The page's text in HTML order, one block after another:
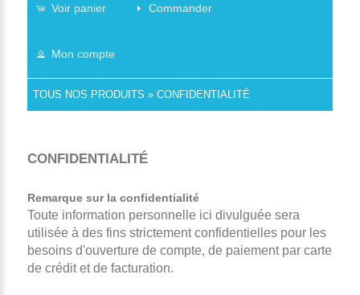
Voir panier Commander
Mon compte
TOUS NOS PRODUITS » CONFIDENTIALITÉ
CONFIDENTIALITÉ
Remarque sur la confidentialité
Toute information personnelle ici divulguée sera
utilisée à des fins strictement confidentielles pour les
besoins d'ouverture de compte, de paiement par carte
de crédit et de facturation.